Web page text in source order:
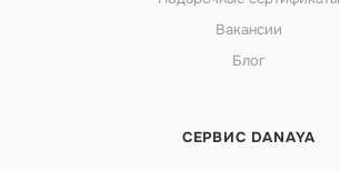
Вакансии
Блог
СЕРВИС DANAYA